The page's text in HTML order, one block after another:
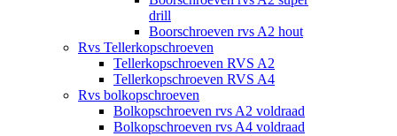
drill
Boorschroeven rvs A2 hout
Rvs Tellerkopschroeven
Tellerkopschroeven RVS A2
Tellerkopschroeven RVS A4
Rvs bolkopschroeven
Bolkopschroeven rvs A2 voldraad
Bolkopschroeven rvs A4 voldraad